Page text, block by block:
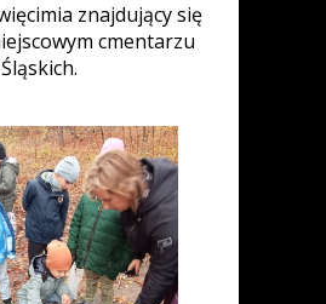
znajdujący się
cmentarzu